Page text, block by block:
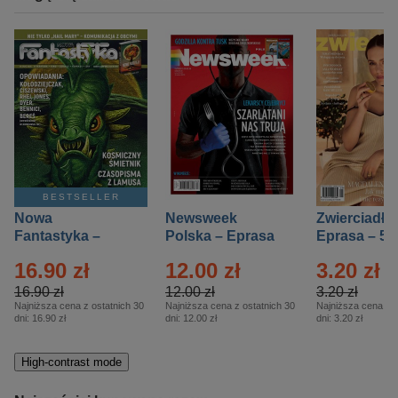
BESTSELLER
Nowa
Fantastyka –
16.90 zł
16.90 zł
Najniższa cena z ostatnich 30
dni: 16.90 zł
Newsweek
Polska – Eprasa
12.00 zł
12.00 zł
Najniższa cena z ostatnich 30
dni: 12.00 zł
Zwierciadło
Eprasa – 5/
3.20 zł
3.20 zł
Najniższa cena z
dni: 3.20 zł
High-contrast mode